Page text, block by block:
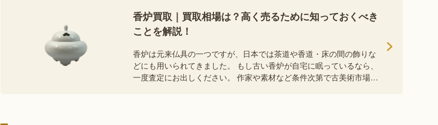
香炉買取｜買取相場は？高く売るために知っておくべき
ことを解説！
香炉は元来仏具の一つですが、日本では茶道や香道・床の間の飾りな
どにも用いられてきました。 もし古い香炉が自宅に眠っているなら、
一度査定にお出しください。 作家や素材など条件次第で古美術市場で